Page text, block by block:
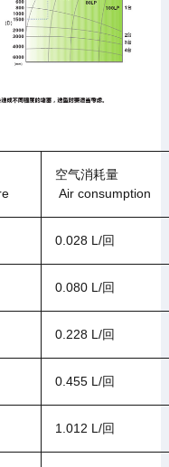
空气消耗量
Air consumption
0.028 L/回
0.080 L/回
0.228 L/回
0.455 L/回
1.012 L/回